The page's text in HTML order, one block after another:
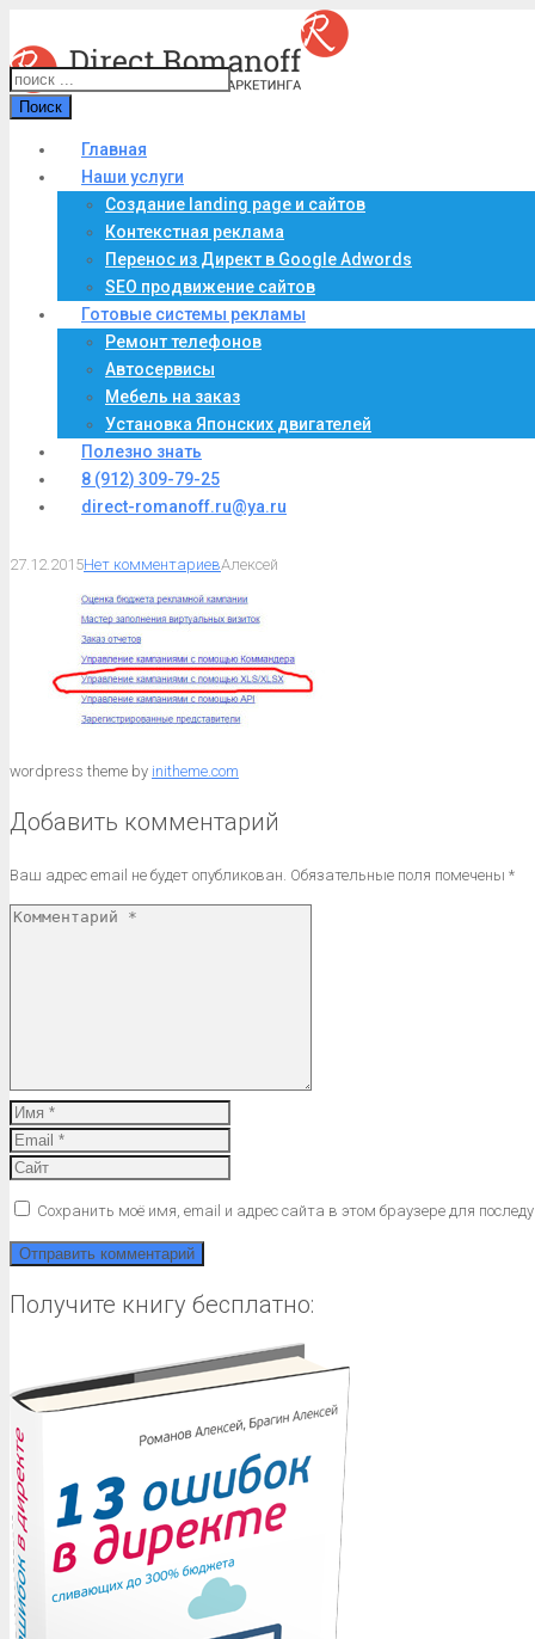
Поиск
Главная
Наши услуги
Создание landing page и сайтов
Контекстная реклама
Перенос из Директ в Google Adwords
SEO продвижение сайтов
Готовые системы рекламы
Ремонт телефонов
Автосервисы
Мебель на заказ
Установка Японских двигателей
Полезно знать
8 (912) 309-79-25
direct-romanoff.ru@ya.ru
27.12.2015Нет комментариевАлексей
wordpress theme by initheme.com
Добавить комментарий
Ваш адрес email не будет опубликован. Обязательные поля помечены *
Сохранить моё имя, email и адрес сайта в этом браузере для
Получите книгу бесплатно: